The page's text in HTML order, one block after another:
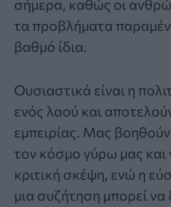
σήμερα, καθώς οι
τα προβλήματα
βαθμό ίδια.
Ουσιαστικά είναι η
ενός λαού και
εμπειρίας. Μας
τον κόσμο γύρω μας και
κριτική σκέψη, ενώ η
μια συζήτηση μπορεί